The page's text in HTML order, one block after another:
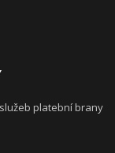
platební brany